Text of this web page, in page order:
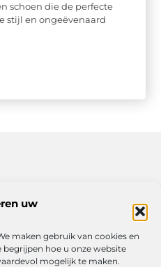
uw
maken gebruik van cookies en
hoe u onze website
mogelijk te maken.
schoen die de perfecte
stijl en ongeëvenaard